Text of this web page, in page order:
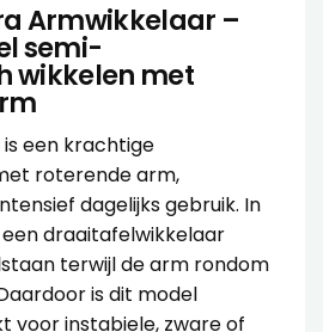
Armwikkelaar –
semi-
wikkelen met
een krachtige
roterende arm,
dagelijks gebruik. In
draaitafelwikkelaar
terwijl de arm rondom
is dit model
voor instabiele, zware of